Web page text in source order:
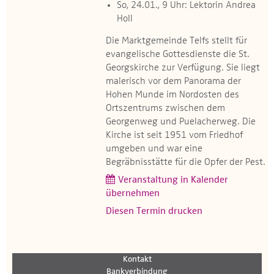
So, 24.01., 9 Uhr: Lektorin Andrea
Holl
Die Marktgemeinde Telfs stellt für
evangelische Gottesdienste die St.
Georgskirche zur Verfügung. Sie liegt
malerisch vor dem Panorama der
Hohen Munde im Nordosten des
Ortszentrums zwischen dem
Georgenweg und Puelacherweg. Die
Kirche ist seit 1951 vom Friedhof
umgeben und war eine
Begräbnisstätte für die Opfer der Pest.​​
Veranstaltung in Kalender
übernehmen
Diesen Termin drucken
Kontakt
Bankverbindung